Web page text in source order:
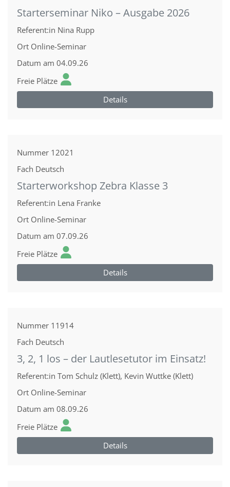
Starterseminar Niko – Ausgabe 2026
Referent:in Nina Rupp
Ort Online-Seminar
Datum am 04.09.26
Freie Plätze
Details
Nummer 12021
Fach Deutsch
Starterworkshop Zebra Klasse 3
Referent:in Lena Franke
Ort Online-Seminar
Datum am 07.09.26
Freie Plätze
Details
Nummer 11914
Fach Deutsch
3, 2, 1 los – der Lautlesetutor im Einsatz!
Referent:in Tom Schulz (Klett), Kevin Wuttke (Klett)
Ort Online-Seminar
Datum am 08.09.26
Freie Plätze
Details